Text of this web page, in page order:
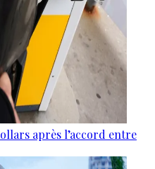
après l’accord entre